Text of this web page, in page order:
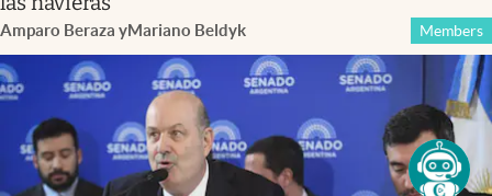
Amparo Beraza yMariano Beldyk Members